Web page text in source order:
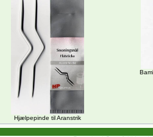
Hjælpepinde til Aranstrik